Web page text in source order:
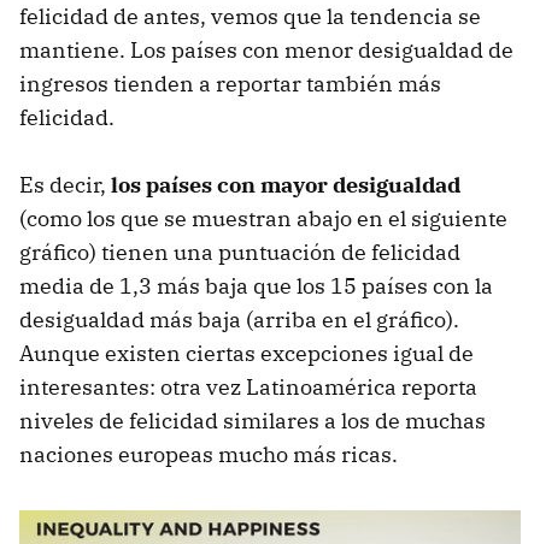
felicidad de antes, vemos que la tendencia se
mantiene. Los países con menor desigualdad de
ingresos tienden a reportar también más
felicidad.
Es decir, los países con mayor desigualdad
(como los que se muestran abajo en el siguiente
gráfico) tienen una puntuación de felicidad
media de 1,3 más baja que los 15 países con la
desigualdad más baja (arriba en el gráfico).
Aunque existen ciertas excepciones igual de
interesantes: otra vez Latinoamérica reporta
niveles de felicidad similares a los de muchas
naciones europeas mucho más ricas.